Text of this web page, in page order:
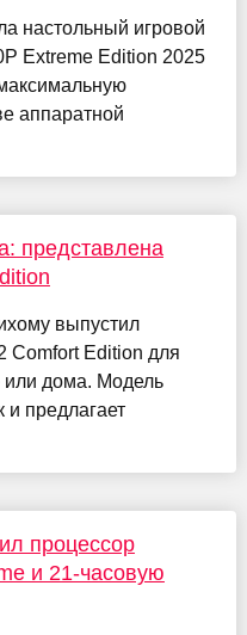
настольный игровой
Extreme Edition 2025
аппаратной
представлена
выпустил
Comfort Edition для
дома. Модель
и предлагает
процессор
и 21-часовую